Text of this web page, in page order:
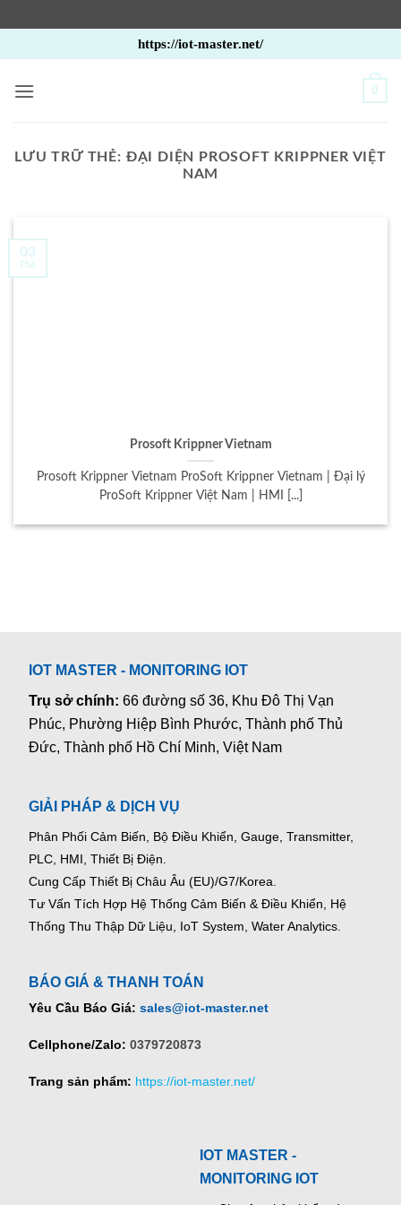
qua
nội
https://iot-master.net/
0
LƯU TRỮ THẺ: ĐẠI DIỆN PROSOFT KRIPPNER VIỆT
NAM
Prosoft Krippner Vietnam
Prosoft Krippner Vietnam ProSoft Krippner Vietnam | Đại lý
ProSoft Krippner Việt Nam | HMI [...]
03
Th6
IOT MASTER - MONITORING IOT
Trụ sở chính:66 đường số 36, Khu Đô Thị Vạn
Phúc, Phường Hiệp Bình Phước, Thành phố Thủ
Đức, Thành phố Hồ Chí Minh, Việt Nam
GIẢI PHÁP & DỊCH VỤ
Phân Phối Cảm Biến, Bộ Điều Khiển, Gauge, Transmitter,
PLC, HMI, Thiết Bị Điện.
Cung Cấp Thiết Bị Châu Âu (EU)/G7/Korea.
Tư Vấn Tích Hợp Hệ Thống Cảm Biến & Điều Khiển, Hệ
Thống Thu Thập Dữ Liệu, IoT System, Water Analytics.
BÁO GIÁ & THANH TOÁN
Yêu Cầu Báo Giá: sales@iot-master.net
Cellphone/Zalo: 0379720873
Trang sản phẩm: https://iot-master.net/
IOT MASTER -
MONITORING IOT